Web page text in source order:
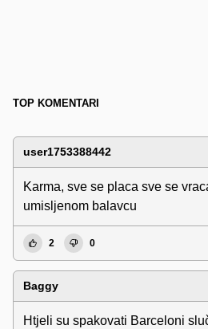
TOP KOMENTARI
user1753388442
Karma, sve se placa sve se
umisljenom balavcu
2 0
Baggy
Htjeli su spakovati Barceloni